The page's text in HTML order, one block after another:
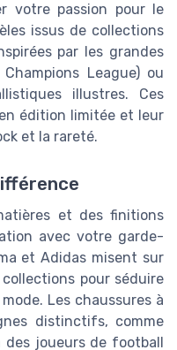
votre passion pour le
issus de collections
par les grandes
League) ou
illustres. Ces
édition limitée et leur
et la rareté.
et des finitions
avec votre garde-
et Adidas misent sur
pour séduire
Les chaussures à
distinctifs, comme
joueurs de football